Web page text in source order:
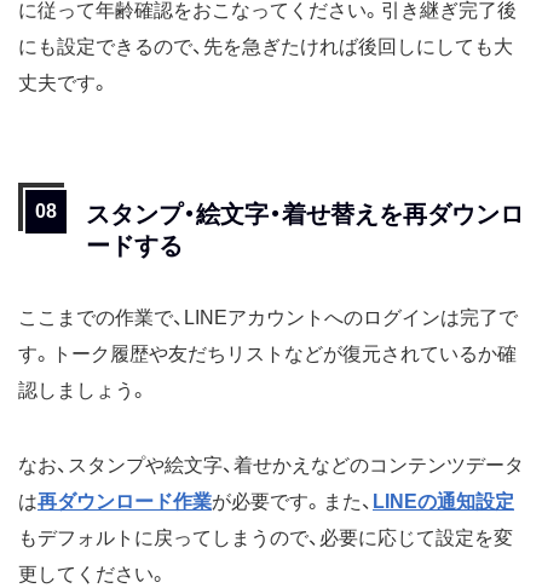
に従って年齢確認をおこなってください。引き継ぎ完了後
にも設定できるので、先を急ぎたければ後回しにしても大
丈夫です。
スタンプ・絵文字・着せ替えを再ダウンロ
ードする
ここまでの作業で、LINEアカウントへのログインは完了で
す。トーク履歴や友だちリストなどが復元されているか確
認しましょう。
なお、スタンプや絵文字、着せかえなどのコンテンツデータ
は再ダウンロード作業が必要です。また、 LINEの通知設定
もデフォルトに戻ってしまうので、必要に応じて設定を変
更してください。